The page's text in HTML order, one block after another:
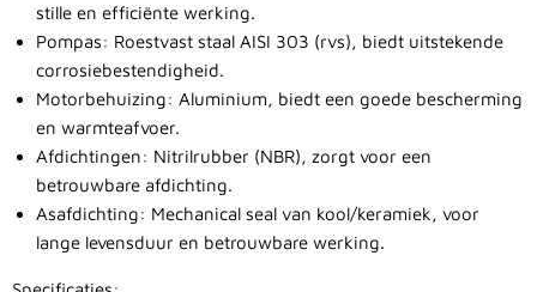
stille en efficiënte werking.
Pompas: Roestvast staal AISI 303 (rvs), biedt uitstekende
corrosiebestendigheid.
Motorbehuizing: Aluminium, biedt een goede bescherming
en warmteafvoer.
Afdichtingen: Nitrilrubber (NBR), zorgt voor een
betrouwbare afdichting.
Asafdichting: Mechanical seal van kool/keramiek, voor
lange levensduur en betrouwbare werking.